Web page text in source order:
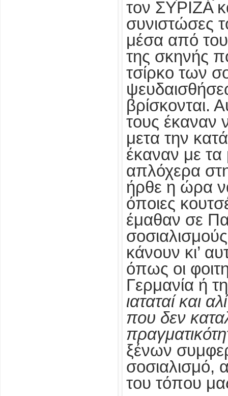
τον ΣΥΡΙΖΑ
συνιστώσες
μέσα από
της σκηνής
τσίρκο των
βρίσκονται.
τους έκαναν
μετα την
έκαναν με
απλόχερα
ήρθε η ώρα
όποιες
έμαθαν σε
κάνουν κι’
όπως οι
Γερμανία ή
ιαταταί και
που δεν
ξένων
σοσιαλισμό,
του τόπου